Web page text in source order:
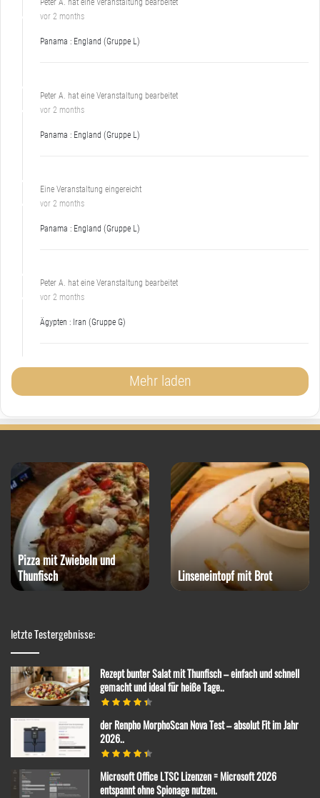
Peter A. hat eine Veranstaltung bearbeitet
vor 2 months
Panama : England (Gruppe L)
Peter A. hat eine Veranstaltung bearbeitet
vor 2 months
Panama : England (Gruppe L)
Eine Veranstaltung eingereicht
vor 2 months
Panama : England (Gruppe L)
Peter A. hat eine Veranstaltung bearbeitet
vor 2 months
Ägypten : Iran (Gruppe G)
Mehr laden
Pizza mit Zwiebeln und
Thunfisch
Linseneintopf mit Brot
letzte Testergebnisse:
Rezept bunter Salat mit Thunfisch – einfach und schnell
gemacht und ideal für heiße Tage..
der Renpho MorphoScan Nova Test – absolut Fit im Jahr
2026..
Microsoft Office LTSC Lizenzen = Microsoft 2026
entspannt ohne Spionage nutzen.